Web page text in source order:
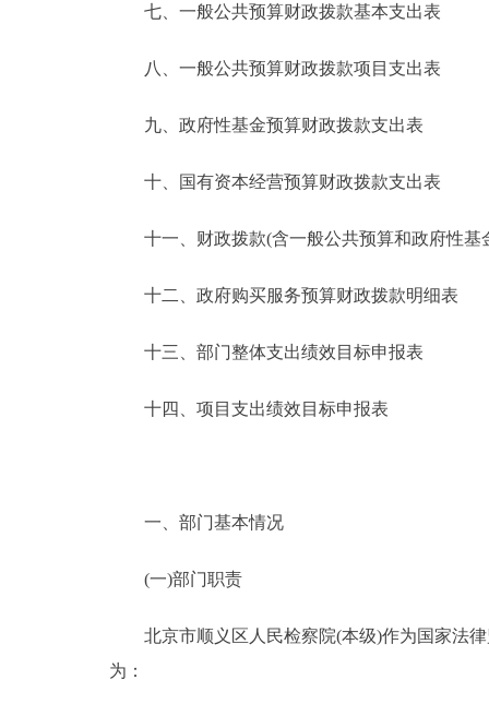
ENGLISH
七、一般公共预算财政拨款基本支出表
八、一般公共预算财政拨款项目支出表
九、政府性基金预算财政拨款支出表
十、国有资本经营预算财政拨款支出表
十一、财政拨款(含一般公共预算和政府性基
十二、政府购买服务预算财政拨款明细表
十三、部门整体支出绩效目标申报表
十四、项目支出绩效目标申报表
一、部门基本情况
(一)部门职责
北京市顺义区人民检察院(本级)作为国家法律
为：